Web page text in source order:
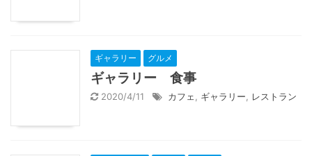
ギャラリー グルメ
ギャラリー 食事
2020/4/11 カフェ ギャラリー レストラン